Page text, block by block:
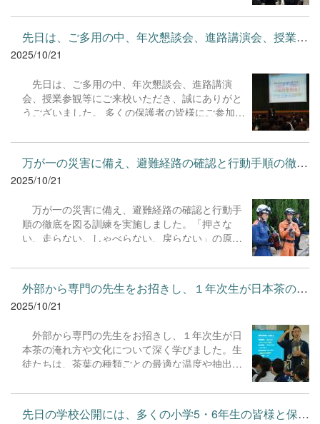
「３か月でマスターするアインシュタイン」を見
てご存じの方も多いと思いますが、物理だけどエ
ンターテインメント、エンターテインメントだけ
ど物理でした！ 講演の中で熱く語る魂が生徒にひ
先生を囲み質問している生徒がいました。 ご多忙
の中、本校生徒のためにご講演いただきまして小
林晋平先生並びにPHYSIS ENTERTAINMENT小林
先日は、ご多用の中、年次懇談会、進路講演会、授業参観等にご...
2025/10/21
先日は、ご多用の中、年次懇談会、進路講演
会、授業参観等にご来校いただき、誠にありがと
うございました。 多くの保護者の皆様にご参加い
様子をご覧いただけたこと、心より感謝申し上げ
ます。 特に、１年次生の授業参観において、生
徒たちのプレゼンテーション活動を保護者の皆様
にご覧いただけたことは、生徒たちにとっても貴
熱心にご聴講・ご意見をいただく姿に、教職員一
同、改めて感謝と喜びを感じました。 皆様から
の貴重なご意見・ご要望を今後の教育活動に活か
同、邁進してまいります。今後ともどうぞよろし
くお願いいたします。
万が一の災害に備え、避難経路の確認と行動手順の徹底を図る訓...
2025/10/21
万が一の災害に備え、避難経路の確認と行動手
順の徹底を図る訓練を実施しました。「押さな
い、走らない、しゃべらない、戻らない」の原則
かつ落ち着いて行動することができました。ま
た、今回の訓練では、生徒が実際に消火器を使っ
ての消火訓練も行いました。 今回の訓練で得ら
れた知識と経験を活かし、安全な学校生活の継続
をいただきました総和消防署員の皆様に心より感
謝申し上げます。
外部から専門の先生をお招きし、１年次生が日本茶の淹れ方や文...
2025/10/21
外部から専門の先生をお招きし、１年次生が日
本茶の淹れ方や文化について深く学びました。生
徒たちは、茶葉の種類ごとの最適な温度や抽出時
れることに挑戦。日本の伝統的な作法や「おもて
なしの心」も肌で感じることができました。この
学びを今後の生活や学習に活かしてくれることを
先日の学校公開には、多くの小学5・6年生の皆様と保護者の皆様...